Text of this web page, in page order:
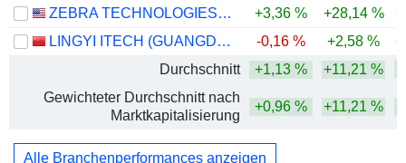
ZEBRA TECHNOLOGIES CORPORATION
+3,36 % +28,14 %
LINGYI ITECH (GUANGDONG) COMPANY
-0,16 % +2,58 %
Durchschnitt
+1,13 % +11,21 %
Gewichteter Durchschnitt nach
Marktkapitalisierung
+0,96 % +11,21 %
Alle Branchenperformances anzeigen